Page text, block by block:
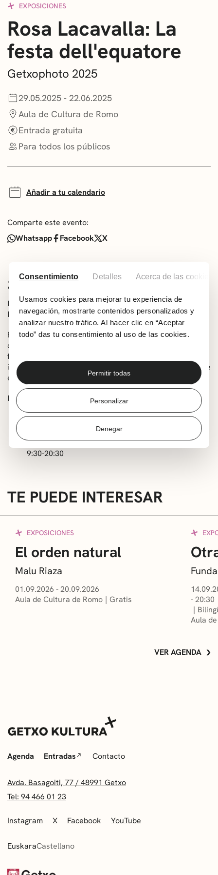
Consentimiento Detalles Acerca de las cookies
Usamos cookies para mejorar tu experiencia de
navegación, mostrarte contenidos personalizados y
analizar nuestro tráfico. Al hacer clic en “Aceptar
todo” das tu consentimiento al uso de las cookies.
Permitir todas
Personalizar
Denegar
NOTICIAS
GETXO KULTURA
ASOCIACIONES CULTURALES
EXPOSICIONES
Rosa Lacavalla: La
festa dell'equatore
Getxophoto 2025
29.05.2025 - 22.06.2025
Aula de Cultura de Romo
Entrada gratuita
Para todos los públicos
Añadir a tu calendario
Comparte este evento:
Whatsapp
Facebook X
SOBRE LA EXPOSICIÓN
Del 29 de mayo al 22 de junio en Sala de Exposiciones de
RKE.
Esta muestra es un intento de recomponer un trozo de
cielo que se despliega sobre un océano de recuerdos. La
fotógrafa italiana Rosa Lacavalla nos propone un viaje
iniciático, un cruce de límites, una invitación a sumergirse
en un flujo continuo de transformaciones.
HORARIO
De lunes a viernes:
Fines de semana:
9:30-20:30
TE PUEDE INTERESAR
EXPOSICIONES
El orden natural
Malu Riaza
01.09.2026 - 20.09.2026
Aula de Cultura de Romo
Gratis
- 20:30
Aula
VER AGENDA
Agenda Entradas Contacto
Avda. Basagoiti, 77 / 48991 Getxo
Tel: 94 466 01 23
Instagram X Facebook YouTube
EuskaraCastellano